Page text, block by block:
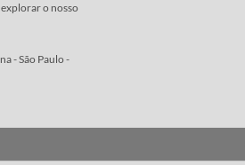
Arte :Mirko Colak
o nosso
- São Paulo -